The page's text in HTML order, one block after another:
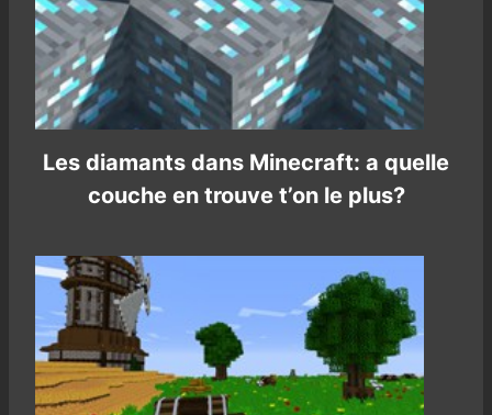
Les diamants dans Minecraft: a quelle
couche en trouve t’on le plus?